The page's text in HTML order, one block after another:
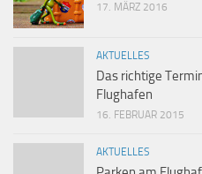
17. MÄRZ 2016
AKTUELLES
Das richtige
Flughafen
16. FEBRUAR 2015
AKTUELLES